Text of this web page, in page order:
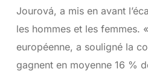
Jourová, a mis en avant
les hommes et les femmes.
européenne, a souligné la
gagnent en moyenne 16 %